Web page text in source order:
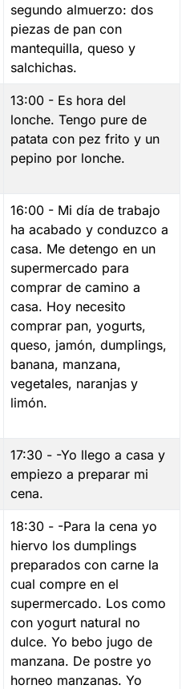
segundo almuerzo: dos
piezas de pan con
mantequilla, queso y
salchichas.
13:00 - Es hora del
lonche. Tengo pure de
patata con pez frito y un
pepino por lonche.
16:00 - Mi día de trabajo
ha acabado y conduzco a
casa. Me detengo en un
supermercado para
comprar de camino a
casa. Hoy necesito
comprar pan, yogurts,
queso, jamón, dumplings,
banana, manzana,
vegetales, naranjas y
limón.
17:30 - -Yo llego a casa y
empiezo a preparar mi
cena.
18:30 - -Para la cena yo
hiervo los dumplings
preparados con carne la
cual compre en el
supermercado. Los como
con yogurt natural no
dulce. Yo bebo jugo de
manzana. De postre yo
horneo manzanas. Yo